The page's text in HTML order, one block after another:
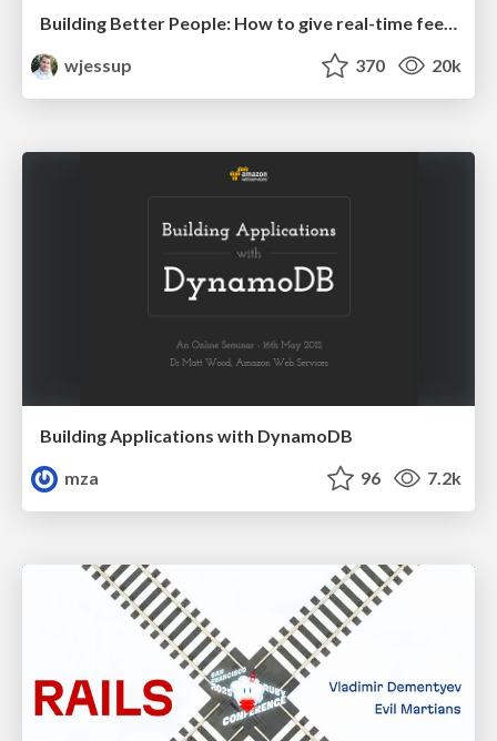
Building Better People: How to give real-time feedback that sticks.
wjessup
370 20k
Building Applications with DynamoDB
mza
96 7.2k